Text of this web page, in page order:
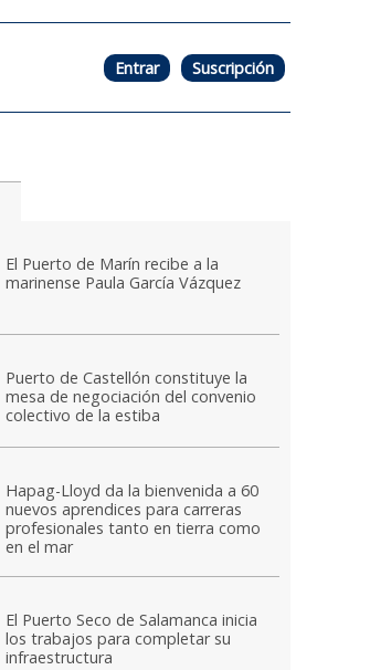
Entrar Suscripción
El Puerto de Marín recibe a la
marinense Paula García Vázquez
Puerto de Castellón constituye la
mesa de negociación del convenio
colectivo de la estiba
Hapag-Lloyd da la bienvenida a 60
nuevos aprendices para carreras
profesionales tanto en tierra como
en el mar
El Puerto Seco de Salamanca inicia
los trabajos para completar su
infraestructura